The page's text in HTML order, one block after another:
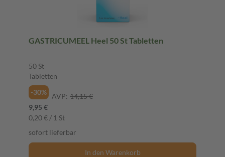
GASTRICUMEEL Heel 50 St Tabletten
50 St
Tabletten
-30%
AVP: 14,15 €
9,95 €
0,20 € / 1 St
sofort lieferbar
In den Warenkorb